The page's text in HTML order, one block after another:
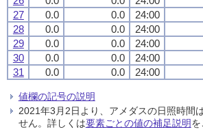
27
0.0 0.0 24:00
28
0.0 0.0 24:00
29
0.0 0.0 24:00
30
0.0 0.0 24:00
31
0.0 0.0 24:00
値欄の記号の説明
2021年3月2日より、アメダスの日照時間
せん。詳しくは要素ごとの値の補足説明を